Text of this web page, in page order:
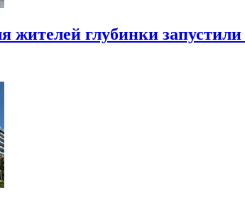
жителей глубинки запустили